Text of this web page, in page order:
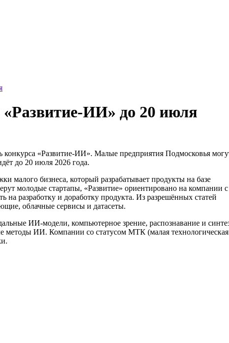
ИИ» до 20 июля
«Развитие-ИИ». Малые предприятия Подмосковья
до 20 июля 2026 года.
малого бизнеса, который разрабатывает продукты на базе
молодые стартапы, «Развитие» ориентировано на компании с
разработку и доработку продукта. Из разрешённых статей
облачные сервисы и датасеты.
ИИ-модели, компьютерное зрение, распознавание и
методы ИИ. Компании со статусом МТК (малая технологическая